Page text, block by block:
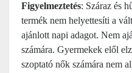
Figyelmeztetés: Száraz és
termék nem helyettesíti a
ajánlott napi adagot. Nem
számára. Gyermekek elől
szoptató nők számára nem